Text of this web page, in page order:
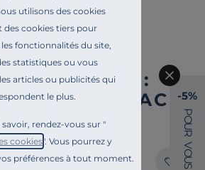
utilisons des cookies
des cookies tiers pour
fonctionnalités du site,
statistiques ou vous
articles ou publicités qui
le plus.
rendez-vous sur "
cookies". Vous pourrez y
préférences à tout moment.
OFFRE :
DE CLIC-CLAC
Liv. offerte
-5%
P
O
U
R
V
O
U
S